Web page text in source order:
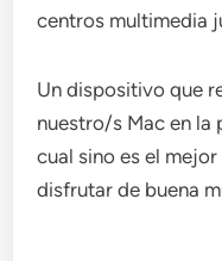
centros multimedia
Un dispositivo que
nuestro/s Mac en la
cual sino es el
disfrutar de buena